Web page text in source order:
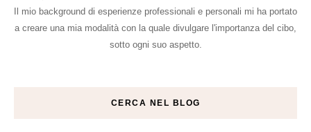
Il mio background di esperienze professionali e personali mi ha portato
a creare una mia modalità con la quale divulgare l'importanza del cibo,
sotto ogni suo aspetto.
CERCA NEL BLOG